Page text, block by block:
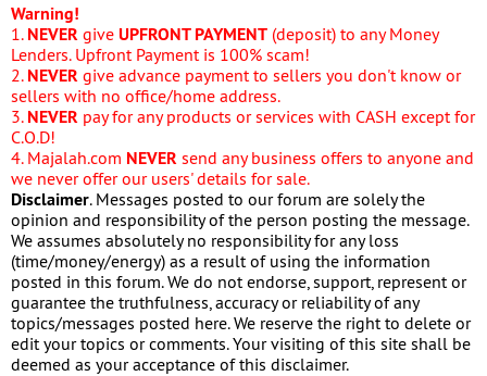
Warning!
1. NEVER give UPFRONT PAYMENT (deposit) to any Money
Lenders. Upfront Payment is 100% scam!
2. NEVER give advance payment to sellers you don't know or
sellers with no office/home address.
3. NEVER pay for any products or services with CASH except for
C.O.D!
4. Majalah.com NEVER send any business offers to anyone and
we never offer our users' details for sale.
Disclaimer. Messages posted to our forum are solely the
opinion and responsibility of the person posting the message.
We assumes absolutely no responsibility for any loss
(time/money/energy) as a result of using the information
posted in this forum. We do not endorse, support, represent or
guarantee the truthfulness, accuracy or reliability of any
topics/messages posted here. We reserve the right to delete or
edit your topics or comments. Your visiting of this site shall be
deemed as your acceptance of this disclaimer.